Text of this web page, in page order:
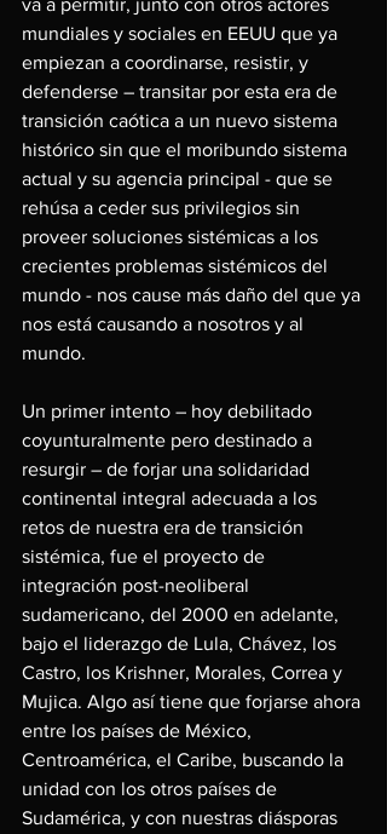
va a permitir, junto con otros actores
mundiales y sociales en EEUU que ya
empiezan a coordinarse, resistir, y
defenderse – transitar por esta era de
transición caótica a un nuevo sistema
histórico sin que el moribundo sistema
actual y su agencia principal - que se
rehúsa a ceder sus privilegios sin
proveer soluciones sistémicas a los
crecientes problemas sistémicos del
mundo - nos cause más daño del que ya
nos está causando a nosotros y al
mundo.
Un primer intento – hoy debilitado
coyunturalmente pero destinado a
resurgir – de forjar una solidaridad
continental integral adecuada a los
retos de nuestra era de transición
sistémica, fue el proyecto de
integración post-neoliberal
sudamericano, del 2000 en adelante,
bajo el liderazgo de Lula, Chávez, los
Castro, los Krishner, Morales, Correa y
Mujica. Algo así tiene que forjarse ahora
entre los países de México,
Centroamérica, el Caribe, buscando la
unidad con los otros países de
Sudamérica, y con nuestras diásporas